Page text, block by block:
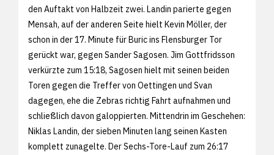
den Auftakt von Halbzeit zwei. Landin parierte gegen
Mensah, auf der anderen Seite hielt Kevin Möller, der
schon in der 17. Minute für Buric ins Flensburger Tor
gerückt war, gegen Sander Sagosen. Jim Gottfridsson
verkürzte zum 15:18, Sagosen hielt mit seinen beiden
Toren gegen die Treffer von Oettingen und Svan
dagegen, ehe die Zebras richtig Fahrt aufnahmen und
schließlich davon galoppierten. Mittendrin im Geschehen:
Niklas Landin, der sieben Minuten lang seinen Kasten
komplett zunagelte. Der Sechs-Tore-Lauf zum 26:17